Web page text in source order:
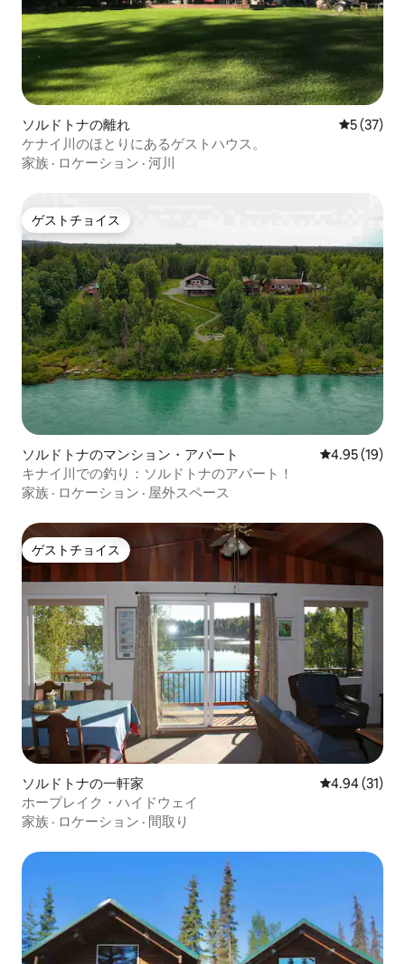
ソルドトナの離れ レビュー
5 (37)
ケナイ川のほとりにあるゲストハウス。
家族 · ロケーション · 河川
ゲストチョイス
ゲストチョイス
ソルドトナのマンション・アパート レビュー19
4.95 (19)
キナイ川での釣り：ソルドトナのアパート！
家族 · ロケーション · 屋外スペース
ゲストチョイス
ゲストチョイス
ソルドトナの一軒家 レビュー31
4.94 (31)
ホープレイク・ハイドウェイ
家族 · ロケーション · 間取り